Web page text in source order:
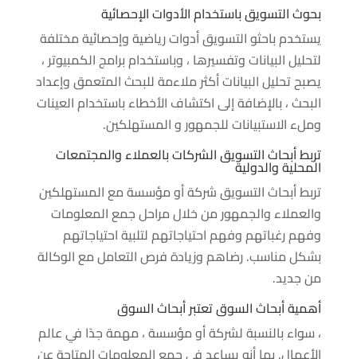
بحوث التسويق باستخدام الأدوات الإحصائية
يستخدم باحثو التسويق أدوات رياضية وإحصائية مختلفة
لتحليل البيانات وتفسيرها ، وباستخدام برامج الكمبيوتر ،
يصبح تحليل البيانات أكثر ملاءمة للبحث المتعمق وإعداد
البحث ، بالإضافة إلى اكتشاف الأخطاء باستخدام العينات
وملء الاستبيانات للجمهور و المستهلكين.
تربط أبحاث التسويق الشركات بالعملاء والمجتمعات
المحلية والدولية
تربط أبحاث التسويق شركة أو مؤسسة مع المستهلكين
والعملاء والجمهور من خلال مراحل جمع المعلومات
وفهم رغباتهم وفهم احتياجاتهم لتلبية احتياجاتهم
بشكل مناسب. رضاهم وزيادة فرص التعامل مع الوكالة
من جديد.
أهمية أبحاث السوق تعتبر أبحاث السوق
، سواء بالنسبة لشركة أو مؤسسة ، مهمة جدًا في عالم
الأعمال. بما أنه يساعد في جمع المعلومات المتاحة عن